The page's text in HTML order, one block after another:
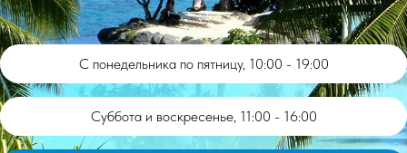
С понедельника по пятницу, 10:00 - 19:00
Суббота и воскресенье, 11:00 - 16:00